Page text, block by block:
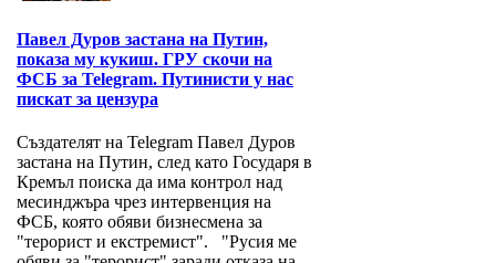
Павел Дуров застана на Путин,
показа му кукиш. ГРУ скочи на
ФСБ за Telegram. Путинисти у нас
пискат за цензура
Създателят на Telegram Павел Дуров
застана на Путин, след като Государя в
Кремъл поиска да има контрол над
месинджъра чрез интервенция на
ФСБ, която обяви бизнесмена за
"терорист и екстремист". "Русия ме